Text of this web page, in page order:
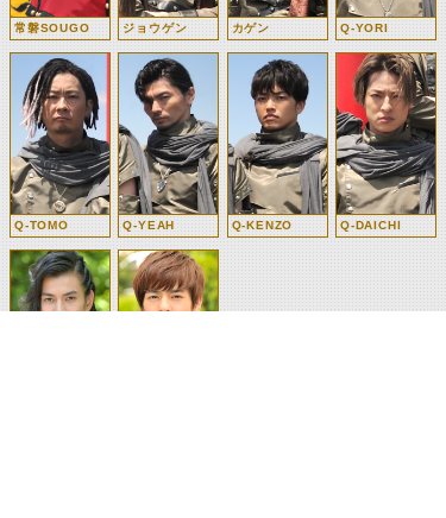
常磐SOUGO ジョウゲン カゲン Q-YORI
Q-TOMO Q-YEAH Q-KENZO Q-DAICHI